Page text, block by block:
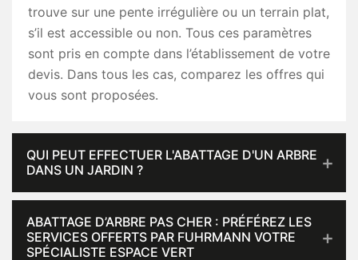
trouve sur une pente irrégulière ou un terrain plat,
s’il est accessible ou non. Tous ces paramètres
sont pris en compte dans l’établissement de votre
devis. Dans tous les cas, comparez les offres qui
vous sont proposées.
QUI PEUT EFFECTUER L'ABATTAGE D'UN ARBRE
DANS UN JARDIN ?
ABATTAGE D’ARBRE PAS CHER : PRÉFÉREZ LES
SERVICES OFFERTS PAR FUHRMANN VOTRE
SPÉCIALISTE ESPACE VERT